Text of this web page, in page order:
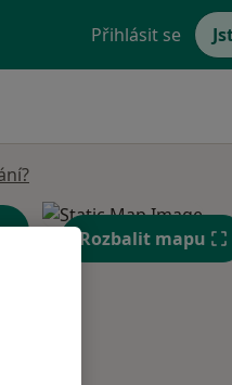
Přihlásit se
Rozbalit mapu